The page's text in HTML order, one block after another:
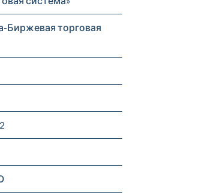
Биржевая торговая